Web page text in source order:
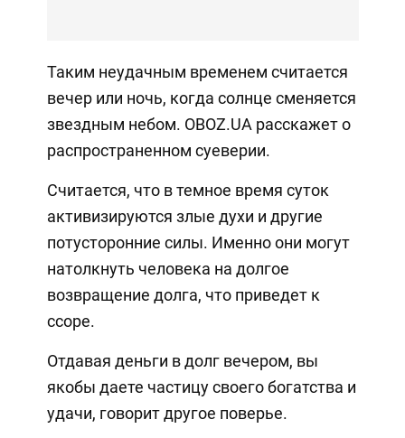
Таким неудачным временем считается
вечер или ночь, когда солнце сменяется
звездным небом. OBOZ.UA расскажет о
распространенном суеверии.
Считается, что в темное время суток
активизируются злые духи и другие
потусторонние силы. Именно они могут
натолкнуть человека на долгое
возвращение долга, что приведет к
ссоре.
Отдавая деньги в долг вечером, вы
якобы даете частицу своего богатства и
удачи, говорит другое поверье.